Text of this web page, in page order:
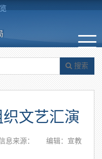
搜索
文艺汇演
息来源：
编辑：宣教